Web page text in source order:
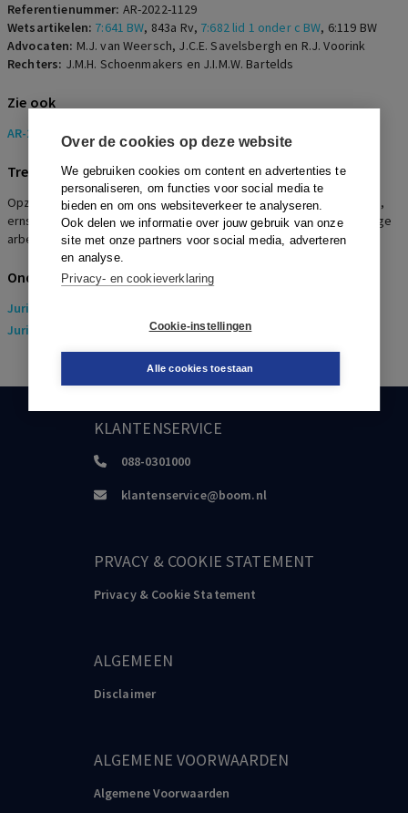
Over de cookies op deze website
We gebruiken cookies om content en advertenties te
personaliseren, om functies voor social media te
bieden en om ons websiteverkeer te analyseren.
Ook delen we informatie over jouw gebruik van onze
site met onze partners voor social media, adverteren
en analyse.
Privacy- en cookieverklaring
Cookie-instellingen
Alle cookies toestaan
Referentienummer: AR-2022-1129
Wetsartikelen: 7:641 BW, 843a Rv, 7:682 lid 1 onder c BW, 6:119 BW
Advocaten: M.J. van Weersch, J.C.E. Savelsbergh en R.J. Voorink
Rechters: J.M.H. Schoenmakers en J.I.M.W. Bartelds
Zie ook
AR-2021-1612
Trefwoorden
Opzegging met toestemming UWV, apothekers, billijke vergoeding,
ernstig verwijtbaar handelen, re-integratieverplichtingen, langdurige
arbeidsongeschiktheid, op non-actiefstelling
Onderwerpen
Juridisch
Juridisch
> Sociaal Zekerheidsrecht
KLANTENSERVICE
088-0301000
klantenservice@boom.nl
PRVACY & COOKIE STATEMENT
Privacy & Cookie Statement
ALGEMEEN
Disclaimer
ALGEMENE VOORWAARDEN
Algemene Voorwaarden